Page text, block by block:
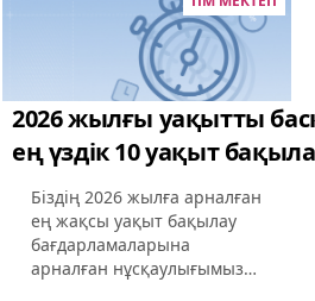
2026 жылғы уақытты
ең үздік 10 уақыт
Біздің 2026 жылға арналған
ең жақсы уақыт бақылау
бағдарламаларына
арналған нұсқаулығымызға